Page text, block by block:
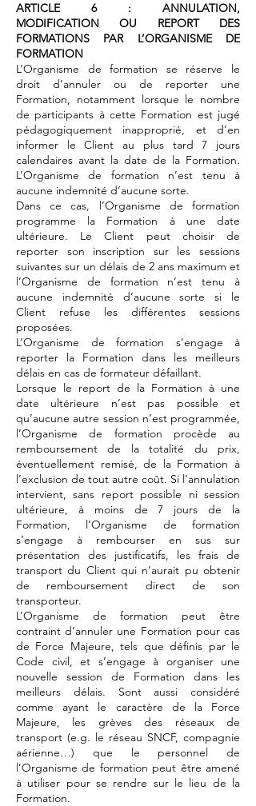
ARTICLE 6 : ANNULATION,
MODIFICATION OU REPORT DES
FORMATIONS PAR L’ORGANISME DE
FORMATION
L’Organisme de formation se réserve le
droit d’annuler ou de reporter une
Formation, notamment lorsque le nombre
de participants à cette Formation est jugé
pédagogiquement inapproprié, et d’en
informer le Client au plus tard 7 jours
calendaires avant la date de la Formation.
L’Organisme de formation n’est tenu à
aucune indemnité d’aucune sorte.
Dans ce cas, l’Organisme de formation
programme la Formation à une date
ultérieure. Le Client peut choisir de
reporter son inscription sur les sessions
suivantes sur un délais de 2 ans maximum et
l’Organisme de formation n’est tenu à
aucune indemnité d’aucune sorte si le
Client refuse les différentes sessions
proposées.
L’Organisme de formation s’engage à
reporter la Formation dans les meilleurs
délais en cas de formateur défaillant.
Lorsque le report de la Formation à une
date ultérieure n’est pas possible et
qu’aucune autre session n’est programmée,
l’Organisme de formation procède au
remboursement de la totalité du prix,
éventuellement remisé, de la Formation à
l’exclusion de tout autre coût. Si l’annulation
intervient, sans report possible ni session
ultérieure, à moins de 7 jours de la
Formation, l’Organisme de formation
s’engage à rembourser en sus sur
présentation des justificatifs, les frais de
transport du Client qui n’aurait pu obtenir
de remboursement direct de son
transporteur.
L’Organisme de formation peut être
contraint d’annuler une Formation pour cas
de Force Majeure, tels que définis par le
Code civil, et s’engage à organiser une
nouvelle session de Formation dans les
meilleurs délais. Sont aussi considéré
comme ayant le caractère de la Force
Majeure, les grèves des réseaux de
transport (e.g. le réseau SNCF, compagnie
aérienne…) que le personnel de
l’Organisme de formation peut être amené
à utiliser pour se rendre sur le lieu de la
Formation.